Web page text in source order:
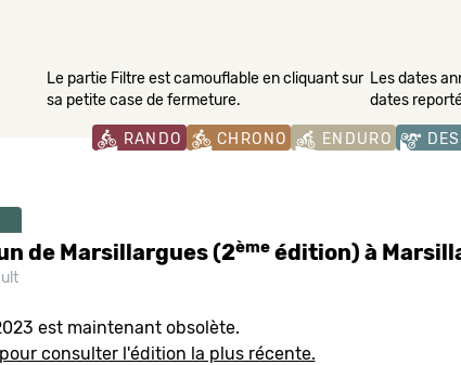
Le partie Filtre est camouflable en cliquant sur
sa petite case de fermeture.
Les dates
dates
RANDO CHRONO ENDURO
de Marsillargues (2èmeédition) à
est maintenant obsolète.
consulter l'édition la plus récente.